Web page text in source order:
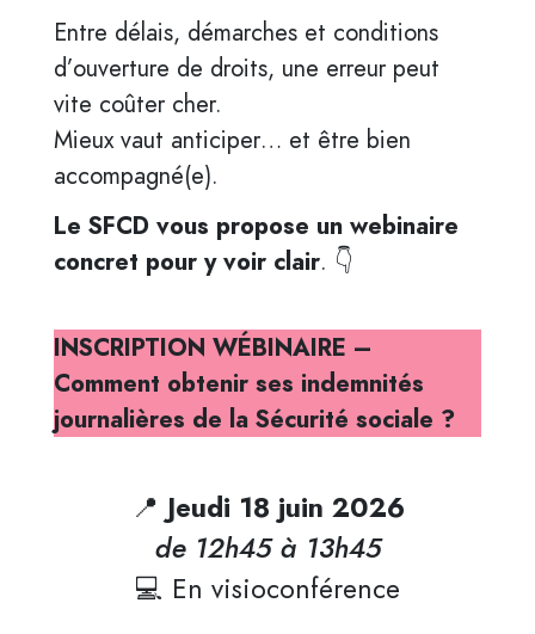
Entre délais, démarches et conditions
d’ouverture de droits, une erreur peut
vite coûter cher.
Mieux vaut anticiper… et être bien
accompagné(e).
Le SFCD vous propose un webinaire
concret pour y voir clair. 👇
INSCRIPTION WÉBINAIRE –
Comment obtenir ses indemnités
journalières de la Sécurité sociale ?
📍 Jeudi 18 juin 2026
de 12h45 à 13h45
💻 En visioconférence